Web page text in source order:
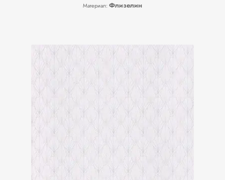
Материал: Флизелин